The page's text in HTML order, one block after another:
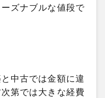
ズナブルな値段で
中古では金額に違
第では大きな経費